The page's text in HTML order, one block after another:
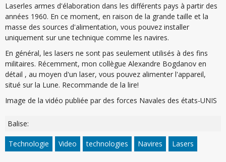
Laserles armes d'élaboration dans les différents pays à partir des
années 1960. En ce moment, en raison de la grande taille et la
masse des sources d'alimentation, vous pouvez installer
uniquement sur une technique comme les navires.
En général, les lasers ne sont pas seulement utilisés à des fins
militaires. Récemment, mon collègue Alexandre Bogdanov en
détail , au moyen d'un laser, vous pouvez alimenter l'appareil,
situé sur la Lune. Recommande de la lire!
Image de la vidéo publiée par des forces Navales des états-UNIS
Balise:
Technologie Video technologies Navires Lasers